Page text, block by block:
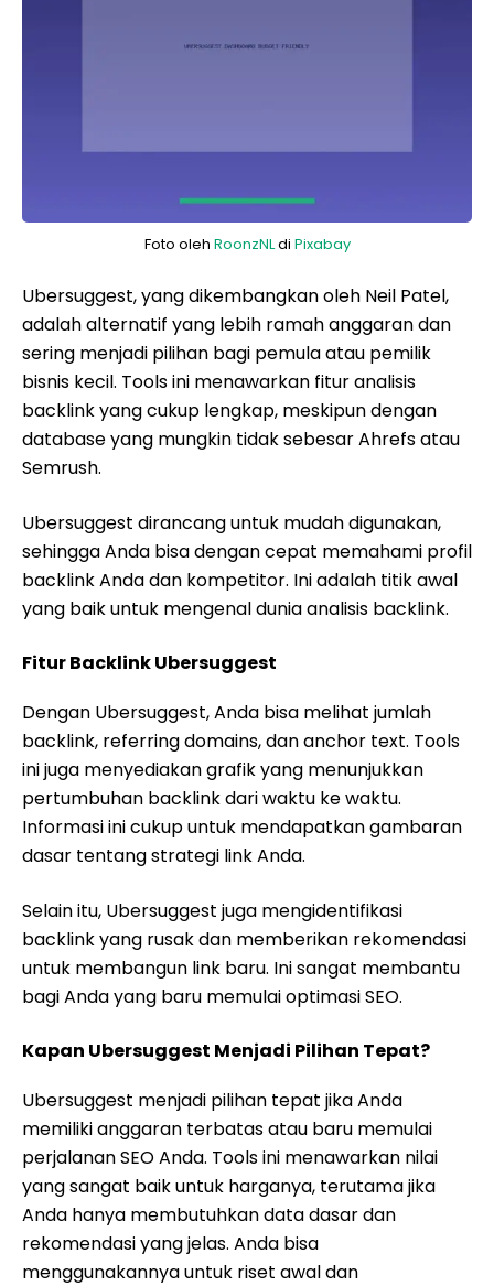
Foto oleh RoonzNLdi Pixabay
Ubersuggest, yang dikembangkan oleh Neil Patel,
adalah alternatif yang lebih ramah anggaran dan
sering menjadi pilihan bagi pemula atau pemilik
bisnis kecil. Tools ini menawarkan fitur analisis
backlink yang cukup lengkap, meskipun dengan
database yang mungkin tidak sebesar Ahrefs atau
Semrush.
Ubersuggest dirancang untuk mudah digunakan,
sehingga Anda bisa dengan cepat memahami profil
backlink Anda dan kompetitor. Ini adalah titik awal
yang baik untuk mengenal dunia analisis backlink.
Fitur Backlink Ubersuggest
Dengan Ubersuggest, Anda bisa melihat jumlah
backlink, referring domains, dan anchor text. Tools
ini juga menyediakan grafik yang menunjukkan
pertumbuhan backlink dari waktu ke waktu.
Informasi ini cukup untuk mendapatkan gambaran
dasar tentang strategi link Anda.
Selain itu, Ubersuggest juga mengidentifikasi
backlink yang rusak dan memberikan rekomendasi
untuk membangun link baru. Ini sangat membantu
bagi Anda yang baru memulai optimasi SEO.
Kapan Ubersuggest Menjadi Pilihan Tepat?
Ubersuggest menjadi pilihan tepat jika Anda
memiliki anggaran terbatas atau baru memulai
perjalanan SEO Anda. Tools ini menawarkan nilai
yang sangat baik untuk harganya, terutama jika
Anda hanya membutuhkan data dasar dan
rekomendasi yang jelas. Anda bisa
menggunakannya untuk riset awal dan